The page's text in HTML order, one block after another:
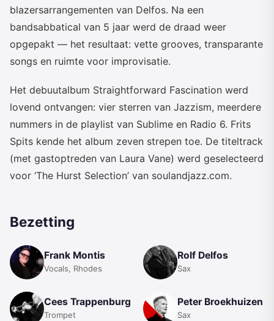
blazersarrangementen van Delfos. Na een
bandsabbatical van 5 jaar werd de draad weer
opgepakt — het resultaat: vette grooves, transparante
songs en ruimte voor improvisatie.
Het debuutalbum Straightforward Fascination werd
lovend ontvangen: vier sterren van Jazzism, meerdere
nummers in de playlist van Sublime en Radio 6. Frits
Spits kende het album zeven strepen toe. De titeltrack
(met gastoptreden van Laura Vane) werd geselecteerd
voor ‘The Hurst Selection’ van soulandjazz.com.
Bezetting
Frank Montis
Vocals, Rhodes
Rolf Delfos
Sax
Cees Trappenburg
Trompet
Peter Broekhuizen
Sax